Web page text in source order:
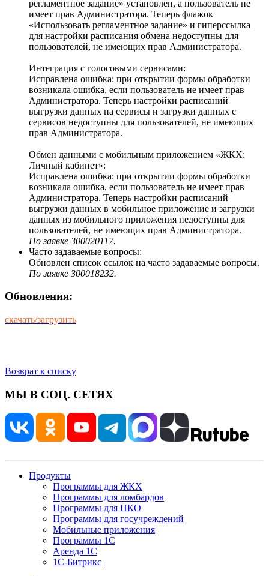
регламентное задание» установлен, а пользователь не
имеет прав Администратора. Теперь флажок
«Использовать регламентное задание» и гиперссылка
для настройки расписания обмена недоступны для
пользователей, не имеющих прав Администратора.
Интеграция с голосовыми сервисами:
Исправлена ошибка: при открытии формы обработки
возникала ошибка, если пользователь не имеет прав
Администратора. Теперь настройки расписаний
выгрузки данных на сервисы и загрузки данных с
сервисов недоступны для пользователей, не имеющих
прав Администратора.
Обмен данными с мобильным приложением «ЖКХ:
Личный кабинет»:
Исправлена ошибка: при открытии формы обработки
возникала ошибка, если пользователь не имеет прав
Администратора. Теперь настройки расписаний
выгрузки данных в мобильное приложение и загрузки
данных из мобильного приложения недоступны для
пользователей, не имеющих прав Администратора.
По заявке З00020117.
Часто задаваемые вопросы:
Обновлен список ссылок на часто задаваемые вопросы.
По заявке З00018232.
Обновления:
скачать/загрузить
Возврат к списку
МЫ В СОЦ. СЕТЯХ
Продукты
Программы для ЖКХ
Программы для ломбардов
Программы для НКО
Программы для госучреждений
Мобильные приложения
Программы 1С
Аренда 1С
1С-Битрикс